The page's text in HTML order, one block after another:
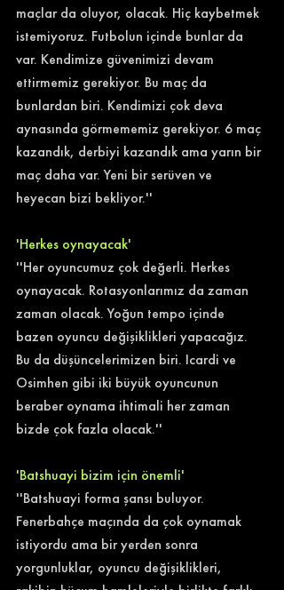
maçlar da oluyor, olacak. Hiç kaybetmek
istemiyoruz. Futbolun içinde bunlar da
var. Kendimize güvenimizi devam
ettirmemiz gerekiyor. Bu maç da
bunlardan biri. Kendimizi çok deva
aynasında görmememiz gerekiyor. 6 maç
kazandık, derbiyi kazandık ama yarın bir
maç daha var. Yeni bir serüven ve
heyecan bizi bekliyor.''
'Herkes oynayacak'
''Her oyuncumuz çok değerli. Herkes
oynayacak. Rotasyonlarımız da zaman
zaman olacak. Yoğun tempo içinde
bazen oyuncu değişiklikleri yapacağız.
Bu da düşüncelerimizen biri. Icardi ve
Osimhen gibi iki büyük oyuncunun
beraber oynama ihtimali her zaman
bizde çok fazla olacak.''
'Batshuayi bizim için önemli'
''Batshuayi forma şansı buluyor.
Fenerbahçe maçında da çok oynamak
istiyordu ama bir yerden sonra
yorgunluklar, oyuncu değişiklikleri,